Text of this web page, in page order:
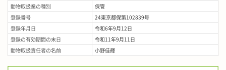
動物取扱業の種別
保管
登録番号
24東京都保第102839号
登録年月日
令和6年9月12日
登録の有効期間の末日
令和11年9月11日
動物取扱責任者の名前
小野佳輝